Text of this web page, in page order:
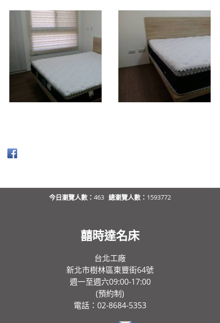
今日瀏覽人數： 463 總瀏覽人數： 1593772
囍時達名床
台北工廠
新北市樹林區東豐街64號
週一至週六09:00-17:00
(預約制)
電話：02-8684-5353